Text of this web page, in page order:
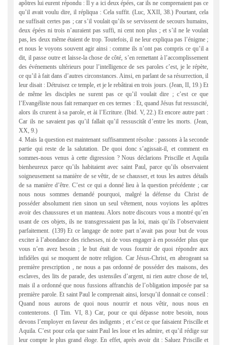
apôtres lui eurent répondu : Il y a ici deux épées, car ils ne comprenaient pas ce
qu’il avait voulu dire, il répliqua : Cela suffit. (Luc, XXII, 38.) Pourtant, cela
ne suffisait certes pas ; car s’il voulait qu’ils se servissent de secours humains,
deux épées ni trois n’auraient pas suffi, ni cent non plus ; et s’il ne le voulait
pas, les deux même étaient de trop. Toutefois, il ne leur expliqua pas l’énigme ;
et nous le voyons souvent agir ainsi : comme ils n’ont pas compris ce qu’il a
dit, il passe outre et laisse-la chose de côté, s’en remettant à l’accomplissement
des événements ultérieurs pour l’intelligence de ses paroles c’est, je le répète,
ce qu’il à fait dans d’autres circonstances. Ainsi, en parlant de sa résurrection, il
leur disait : Détruisez ce temple, et je le rebâtirai en trois jours. (Jean, II, 19.) Et
de même les disciples ne surent pas ce qu’il voulait dire ; c’est ce que
l’Evangéliste nous fait remarquer en ces termes : Et, quand Jésus fut ressuscité,
alors ils crurent à sa parole, et ài l’Ecriture. (Ibid. V, 22.) Et encore autre part :
Car ils ne savaient pas qu’il fallait qu’il ressuscitât d’entre les morts. (Jean,
XX, 9.)
4. Mais la question est maintenant suffisamment résolue : passons à la seconde
partie qui reste de la salutation. De quoi donc s’agissait-il, et comment en
sommes-nous venus à cette digression ? Nous déclarions Priscille et Aquila
bienheureux parce qu’ils habitaient avec saint Paul, parce qu’ils observaient
soigneusement sa manière de se vêtir, de se chausser, et tous les autres détails
de sa manière d’être. C’est ce qui a donné lieu à la question précédente ; car
nous nous sommes demandé pourquoi, malgré la défense du Christ de
posséder absolument rien sinon un seul vêtement, nous voyions les apôtres
avoir des chaussures et un manteau. Alors notre discours vous a montré qu’en
usant de ces objets, ils ne transgressaient pas la loi, mais qu’ils l’observaient
parfaitement. (139) Et ce langage de notre part n’avait pas pour but de vous
exciter à l’abondance des richesses, ni de vous engager à en posséder plus que
vous n’en avez besoin ; le but était de vous fournir de quoi répondre aux
infidèles qui se moquent de notre religion. Car Jésus-Christ, en abrogeant sa
première prescription , ne nous a pas ordonné de posséder des maisons, des
esclaves, des lits de parade, des ustensiles d’argent, ni rien autre chose de tel,
mais il a ordonné que nous fussions affranchis de l’obligation imposée par sa
première parole. Et saint Paul le comprenait ainsi, lorsqu’il donnait ce conseil :
Quand nous aurons de quoi nous nourrir et nous vêtir, nous nous en
contenterons. (I Tim. VI, 8.) Car, pour ce qui dépasse notre besoin, nous
devons l’employer en faveur des indigents ; et c’est ce que faisaient Priscille et
Aquila. C’est pour cela que saint Paul les loue et les admire, et qu’il rédige sur
leur compte le plus grand éloge. En effet, après avoir dit : Saluez Priscille et